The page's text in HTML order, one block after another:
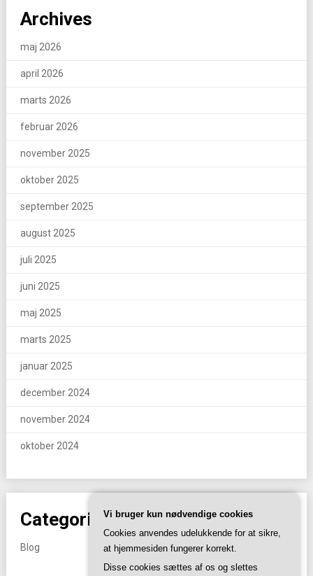
Archives
maj 2026
april 2026
marts 2026
februar 2026
november 2025
oktober 2025
september 2025
august 2025
juli 2025
juni 2025
maj 2025
marts 2025
januar 2025
december 2024
november 2024
oktober 2024
Categories
Blog
Vi bruger kun nødvendige cookies
Cookies anvendes udelukkende for at sikre,
at hjemmesiden fungerer korrekt.
Disse cookies sættes af os og slettes